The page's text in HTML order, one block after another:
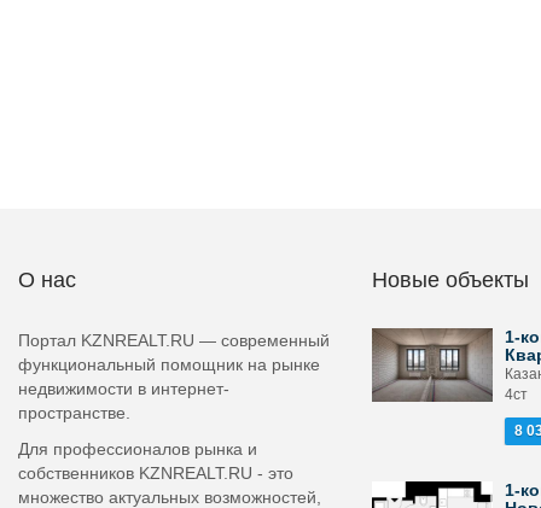
О нас
Портал KZNREALT.RU — современный
функциональный помощник на рынке
недвижимости в интернет-
пространстве.
Для профессионалов рынка и
собственников KZNREALT.RU - это
множество актуальных возможностей,
Новые объекты
1-
4ст
8
1-